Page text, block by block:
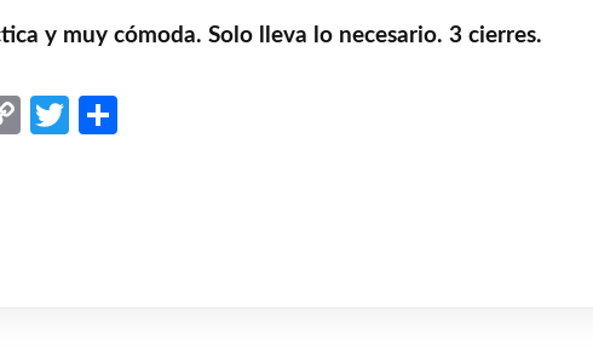
y muy cómoda. Solo lleva lo necesario. 3 cierres.
CopyTwitter